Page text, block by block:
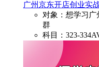
广州京东开店创业实
对象：想学习广
群
科目：323-